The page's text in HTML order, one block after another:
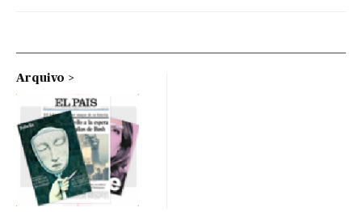
Arquivo